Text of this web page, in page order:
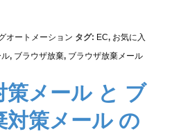
オートメーション タグ: EC, お気に入
, ブラウザ放棄, ブラウザ放棄メール
策メール と ブ
対策メール の